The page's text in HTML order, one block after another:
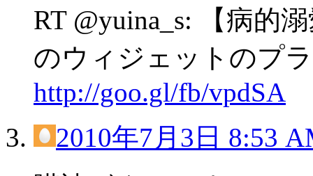
RT @yuina_s: 【病的
のウィジェットのプ
http://goo.gl/fb/vpdSA
2010年7月3日 8:53